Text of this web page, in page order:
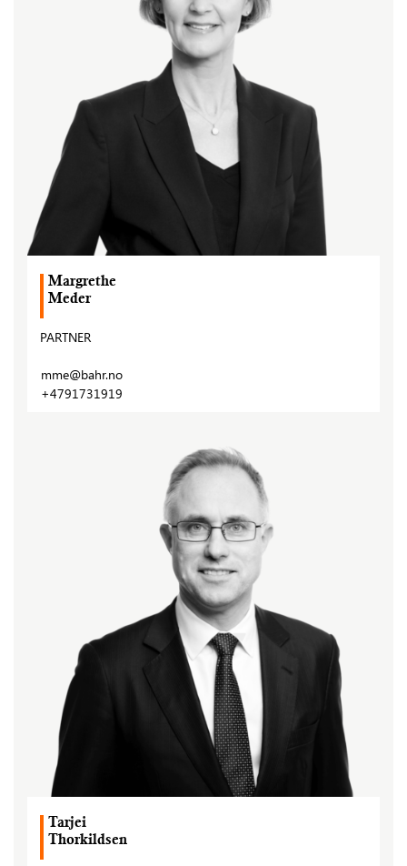
Margrethe
Meder
PARTNER
mme@bahr.no
+4791731919
Tarjei
Thorkildsen